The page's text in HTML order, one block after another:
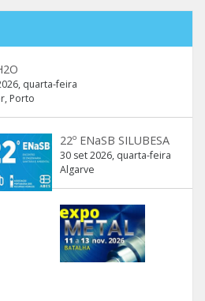
quarta-feira
Porto
22º ENaSB SILUBESA
30 set 2026, quarta-feira
Algarve